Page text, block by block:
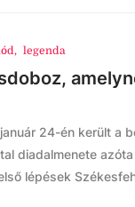
, legenda
24-én került a
diadalmenete
lépések